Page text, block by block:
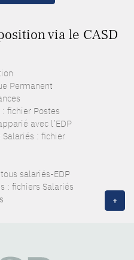
via le CASD
Permanent
: fichier Postes
avec l’EDP
Salariés : fichier
salariés-EDP
: fichiers Salariés
+